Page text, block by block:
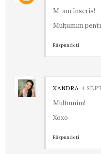
M-am înscris!
Mulțumim
Răspundeți
XANDRA 4
Multumim!
Xoxo
Răspundeți